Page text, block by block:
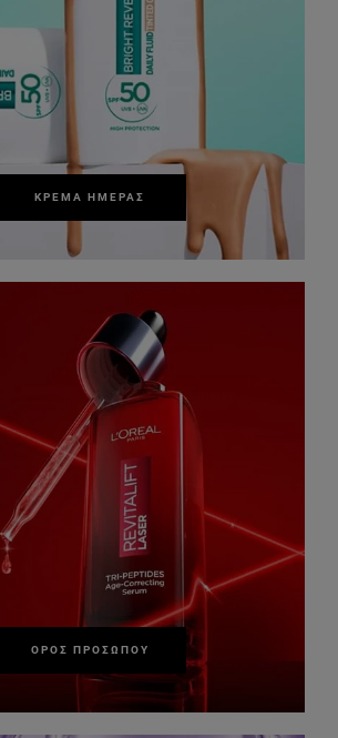
ΚΡΈΜΑ ΗΜΈΡΑΣ
ΟΡΌΣ ΠΡΟΣΏΠΟΥ